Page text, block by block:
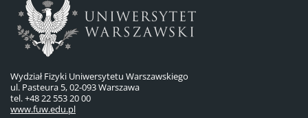
Wydział Fizyki Uniwersytetu Warszawskiego
ul. Pasteura 5, 02-093 Warszawa
tel. +48 22 553 20 00
www.fuw.edu.pl